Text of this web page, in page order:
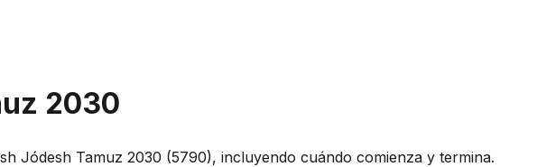
2030
Jódesh Tamuz 2030 (5790), incluyendo cuándo comienza y termina.